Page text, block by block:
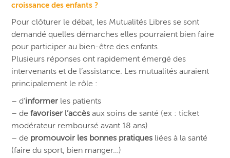
croissance des enfants ?
Pour clôturer le débat, les Mutualités Libres se sont
demandé quelles démarches elles pourraient bien faire
pour participer au bien-être des enfants.
Plusieurs réponses ont rapidement émergé des
intervenants et de l’assistance. Les mutualités auraient
principalement le rôle :
– d’informer les patients
– defavoriser l’accès aux soins de santé (ex : ticket
modérateur remboursé avant 18 ans)
– de promouvoir les bonnes pratiques liées à la santé
(faire du sport, bien manger…)